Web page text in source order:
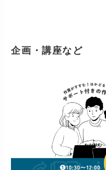
企画・講座など